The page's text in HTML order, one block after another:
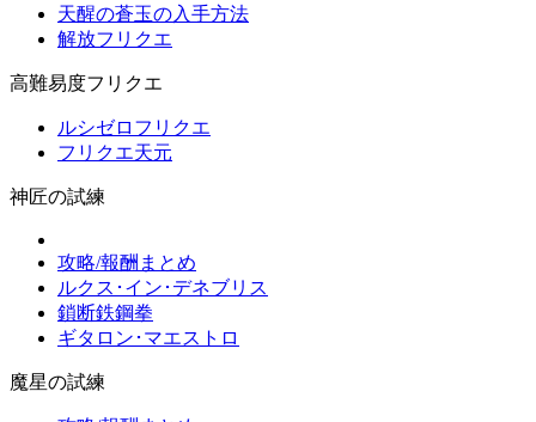
天醒の蒼玉の入手方法
解放フリクエ
高難易度フリクエ
ルシゼロフリクエ
フリクエ天元
神匠の試練
攻略/報酬まとめ
ルクス･イン･デネブリス
鎖断鉄鋼拳
ギタロン･マエストロ
魔星の試練